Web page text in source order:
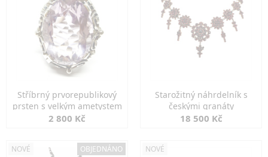
Stříbrný prvorepublikový
prsten s velkým ametystem
2 800 Kč
Starožitný náhrdelník s
českými granáty
18 500 Kč
NOVÉ OBJEDNÁNO NOVÉ